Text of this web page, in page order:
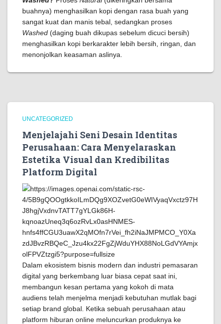
buahnya) menghasilkan kopi dengan rasa buah yang
sangat kuat dan manis tebal, sedangkan proses
Washed (daging buah dikupas sebelum dicuci bersih)
menghasilkan kopi berkarakter lebih bersih, ringan, dan
menonjolkan keasaman aslinya.
UNCATEGORIZED
Menjelajahi Seni Desain Identitas
Perusahaan: Cara Menyelaraskan
Estetika Visual dan Kredibilitas
Platform Digital
Dalam ekosistem bisnis modern dan industri pemasaran
digital yang berkembang luar biasa cepat saat ini,
membangun kesan pertama yang kokoh di mata
audiens telah menjelma menjadi kebutuhan mutlak bagi
setiap brand global. Ketika sebuah perusahaan atau
platform hiburan online meluncurkan produknya ke